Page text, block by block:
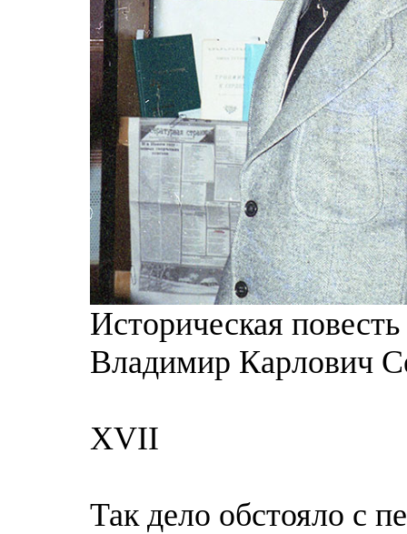
Историческая
Владимир Карлович
XVII
Так дело обстояло с